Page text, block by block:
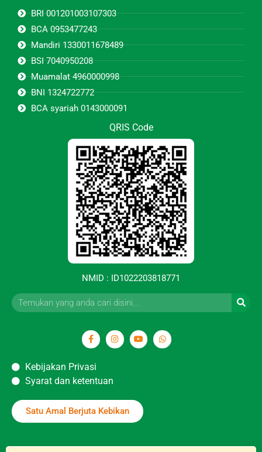
BRI 001201003107303
BCA 0953477243
Mandiri 1330011678489
BSI 7040950208
Muamalat 4960000998
BNI 1324722772
BCA syariah 0143000091
QRIS Code
NMID : ID1022203818771
Kebijakan Privasi
Syarat dan ketentuan
Satu Amal Berjuta Kebikan